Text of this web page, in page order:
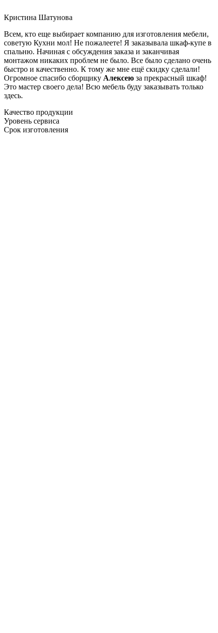
Кристина Шатунова
Всем, кто еще выбирает компанию для изготовления мебели,
советую Кухни мол! Не пожалеете! Я заказывала шкаф-купе в
спальню. Начиная с обсуждения заказа и заканчивая
монтажом никаких проблем не было. Все было сделано очень
быстро и качественно. К тому же мне ещё скидку сделали!
Огромное спасибо сборщику Алексею за прекрасный шкаф!
Это мастер своего дела! Всю мебель буду заказывать только
здесь.
Качество продукции
Уровень сервиса
Срок изготовления